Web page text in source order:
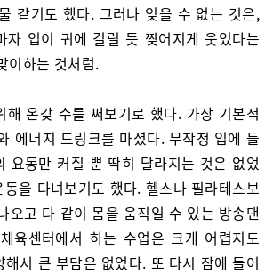
같기도 했다. 그러나 잊을 수 없는 것은,
자 입이 귀에 걸릴 듯 찢어지게 웃었다는
이하는 것처럼.
해 온갖 수를 써보기로 했다. 가장 기본적
에너지 드링크를 마셨다. 무작정 입에 들
요동만 커질 뿐 딱히 달라지는 것은 없었
을 다녀보기도 했다. 헬스나 필라테스보
오고 다 같이 몸을 움직일 수 있는 방송댄
육센터에서 하는 수업은 크게 어렵지도
해서 큰 부담은 없었다. 또 다시 잠에 들어